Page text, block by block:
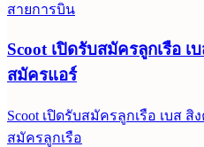
สายการบิน
Scoot เปิดรับสมัครลูกเรือ เ
สมัครแอร์
Scoot เปิดรับสมัครลูกเรือ เบส สิ
สมัครลูกเรือ